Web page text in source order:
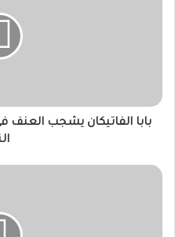
إطلاق
الناربابا الفاتيكان يشجب العنف
واشنطن